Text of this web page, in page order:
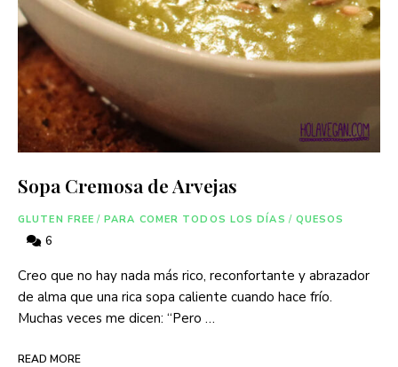
Sopa Cremosa de Arvejas
GLUTEN FREE / PARA COMER TODOS LOS DÍAS / QUESOS
6
Creo que no hay nada más rico, reconfortante y abrazador
de alma que una rica sopa caliente cuando hace frío.
Muchas veces me dicen: “Pero …
READ MORE